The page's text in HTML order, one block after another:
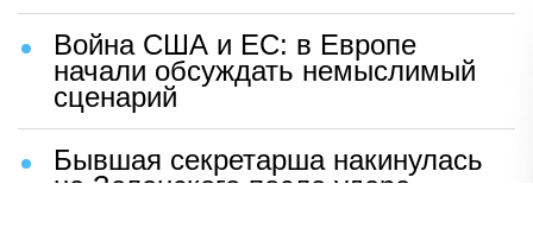
Война США и ЕС: в Европе
начали обсуждать немыслимый
сценарий
Бывшая секретарша накинулась
на Зеленского после удара